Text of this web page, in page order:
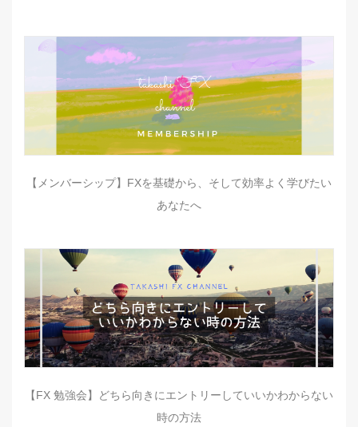
【メンバーシップ】FXを基礎から、そして効率よく学びたい
あなたへ
【FX 勉強会】どちら向きにエントリーしていいかわからない
時の方法